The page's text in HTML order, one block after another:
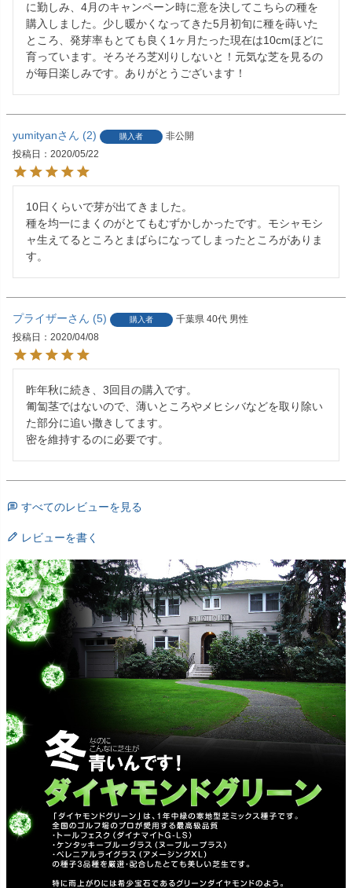
に勤しみ、4月のキャンペーン時に意を決してこちらの種を
購入しました。少し暖かくなってきた5月初旬に種を蒔いた
ところ、発芽率もとても良く1ヶ月たった現在は10cmほどに
育っています。そろそろ芝刈りしないと！元気な芝を見るの
が毎日楽しみです。ありがとうございます！
yumityan 2 購入者
非公開
投稿日
2020/05/22
10日くらいで芽が出てきました。
種を均一にまくのがとてもむずかしかったです。モシャモシ
ャ生えてるところとまばらになってしまったところがありま
す。
プライザー 5 購入者 千葉県 40代 男性
投稿日
2020/04/08
昨年秋に続き、3回目の購入です。
匍匐茎ではないので、薄いところやメヒシバなどを取り除い
た部分に追い撒きしてます。
密を維持するのに必要です。
すべてのレビューを見る
レビューを書く